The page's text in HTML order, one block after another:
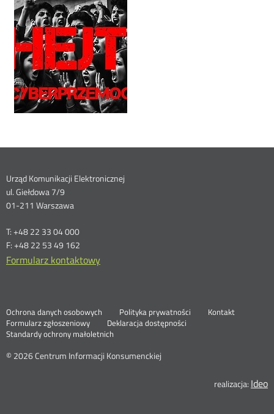
Dane
kontaktowe
Urząd Komunikacji Elektronicznej
ul. Giełdowa 7/9
01-211 Warszawa
T: +48 22 33 04 000
F: +48 22 53 49 162
Formularz kontaktowy
Ochrona danych osobowych Polityka prywatności
Kontakt
Formularz zgłoszeniowy
Nowa
karta
Deklaracja dostępności
Standardy ochrony małoletnich
© 2026 Centrum Informacji Konsumenckiej
realizacja: Ideo